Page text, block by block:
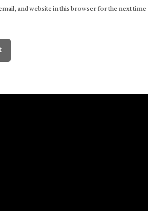
and website in this browser for the next time